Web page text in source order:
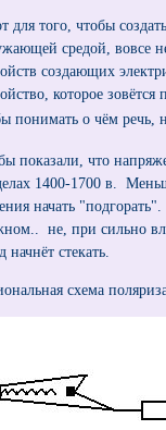
для того, чтобы
средой, вовсе
создающих
которое
понимать о чём
показали, что
1400-1700 в.
начать
не, при сильно
начнёт стекать.
схема